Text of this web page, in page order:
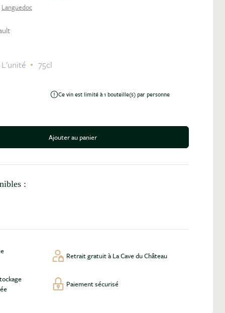
Languedoc
L'unité 75cl
Ce vin est limité à 1 bouteille(s) par personne
Ajouter au panier
:
Retrait gratuit à La Cave du Château
Paiement sécurisé